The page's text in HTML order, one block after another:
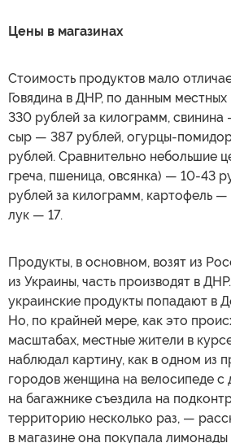
Цены в магазинах
Стоимость продуктов мало
Говядина в ДНР, по данным
330 рублей за килограмм,
сыр — 387 рублей, огурцы-
рублей. Сравнительно небольшие
греча, пшеница, овсянка) — 10-43
рублей за килограмм, картофель —
лук — 17.
Продукты, в основном, возят из
из Украины, часть производят в
украинские продукты попадают в
Но, по крайней мере, как это
масштабах, местные жители в
наблюдал картину, как в одном из
городов женщина на велосипеде с
на багажнике съездила на
территорию несколько раз, —
в магазине она покупала